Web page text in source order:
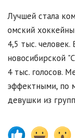
Лучшей стала
омский
4,5 тыс.
новосибирской
4 тыс. голосов.
эффектными, по
девушки из